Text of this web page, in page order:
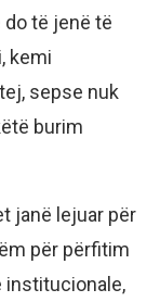
të jenë të
kemi
sepse nuk
burim
janë lejuar për
për përfitim
institucionale,